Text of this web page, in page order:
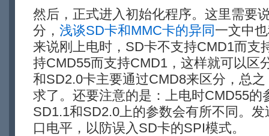
然后，正式进入初始化程序。这里需要
分， 浅谈SD卡和MMC卡的异同 一文中
来说刚上电时，SD卡不支持CMD1而支
持CMD55而支持CMD1，这样就可以区
和SD2.0卡主要通过CMD8来区分，总
求了。还要注意的是：上电时CMD55的
SD1.1和SD2.0上的参数会有所不同。
口电平，以防误入SD卡的SPI模式。